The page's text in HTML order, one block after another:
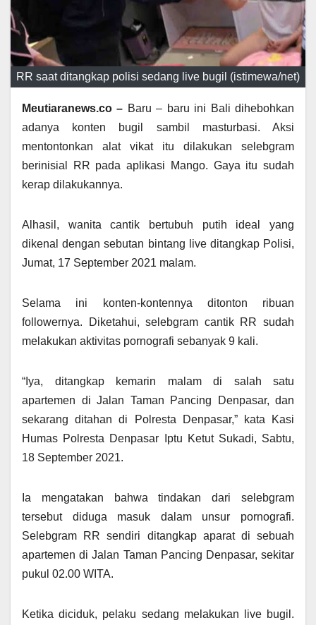
RR saat ditangkap polisi sedang live bugil (istimewa/net)
Meutiaranews.co – Baru – baru ini Bali dihebohkan
adanya konten bugil sambil masturbasi. Aksi
mentontonkan alat vikat itu dilakukan selebgram
berinisial RR pada aplikasi Mango. Gaya itu sudah
kerap dilakukannya.
Alhasil, wanita cantik bertubuh putih ideal yang
dikenal dengan sebutan bintang live ditangkap Polisi,
Jumat, 17 September 2021 malam.
Selama ini konten-kontennya ditonton ribuan
followernya. Diketahui, selebgram cantik RR sudah
melakukan aktivitas pornografi sebanyak 9 kali.
“Iya, ditangkap kemarin malam di salah satu
apartemen di Jalan Taman Pancing Denpasar, dan
sekarang ditahan di Polresta Denpasar,” kata Kasi
Humas Polresta Denpasar Iptu Ketut Sukadi, Sabtu,
18 September 2021.
Ia mengatakan bahwa tindakan dari selebgram
tersebut diduga masuk dalam unsur pornografi.
Selebgram RR sendiri ditangkap aparat di sebuah
apartemen di Jalan Taman Pancing Denpasar, sekitar
pukul 02.00 WITA.
Ketika diciduk, pelaku sedang melakukan live bugil.